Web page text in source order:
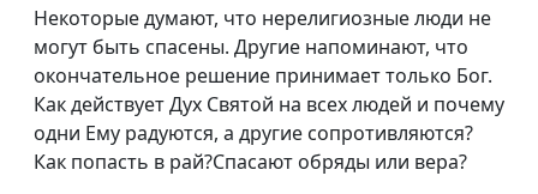
в благодати Божьей
Кунцевич,
священнослужитель и
Елена Варнавская
Евангелие и Божий Суд
Юлия Уткина, Николай
Кунцевич,
священнослужитель и
#161
Некоторые думают, что нерелигиозные люди не
могут быть спасены. Другие напоминают, что
окончательное решение принимает только Бог.
Как действует Дух Святой на всех людей и почему
одни Ему радуются, а другие сопротивляются?
Как попасть в рай?Спасают обряды или вера?